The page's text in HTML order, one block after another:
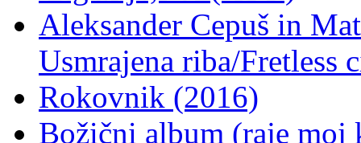
Aleksander Cepuš in
Usmrajena riba/Fretless
Rokovnik (2016)
Božični album (raje moj